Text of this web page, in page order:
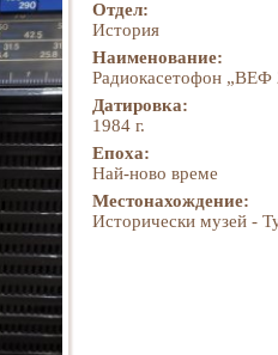
Отдел:
История
Наименование:
Радиокасетофон „ВЕФ
Датировка:
1984 г.
Епоха:
Най-ново време
Местонахождение:
Исторически музей -